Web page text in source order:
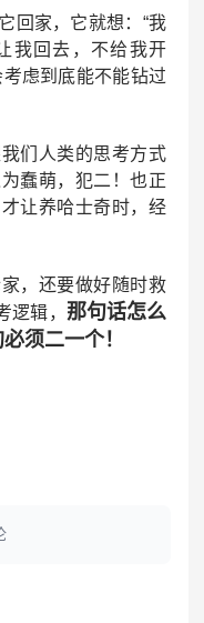
回家，它就想：“我
我回去，不给我开
虑到底能不能钻过
们人类的思考方式
蠢萌，犯二！也正
让养哈士奇时，经
，还要做好随时救
逻辑， 那句话怎么
须二一个！